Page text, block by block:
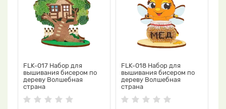
FLK-017 Набор для
вышивания бисером по
дереву Волшебная
страна
FLK-018 Набор для
вышивания бисером по
дереву Волшебная
страна